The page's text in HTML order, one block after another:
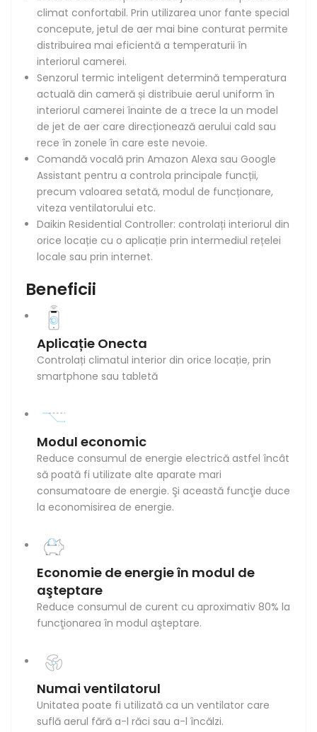
climat confortabil. Prin utilizarea unor fante special
concepute, jetul de aer mai bine conturat permite
distribuirea mai eficientă a temperaturii în
interiorul camerei.
Senzorul termic inteligent determină temperatura
actuală din cameră și distribuie aerul uniform în
interiorul camerei înainte de a trece la un model
de jet de aer care direcționează aerului cald sau
rece în zonele în care este nevoie.
Comandă vocală prin Amazon Alexa sau Google
Assistant pentru a controla principale funcții,
precum valoarea setată, modul de funcționare,
viteza ventilatorului etc.
Daikin Residential Controller: controlați interiorul din
orice locație cu o aplicație prin intermediul rețelei
locale sau prin internet.
Beneficii
Aplicație Onecta
Controlați climatul interior din orice locație, prin
smartphone sau tabletă
Modul economic
Reduce consumul de energie electrică astfel încât
să poată fi utilizate alte aparate mari
consumatoare de energie. Şi această funcţie duce
la economisirea de energie.
Economie de energie în modul de
aşteptare
Reduce consumul de curent cu aproximativ 80% la
funcţionarea în modul aşteptare.
Numai ventilatorul
Unitatea poate fi utilizată ca un ventilator care
suflă aerul fără a-l răci sau a-l încălzi.